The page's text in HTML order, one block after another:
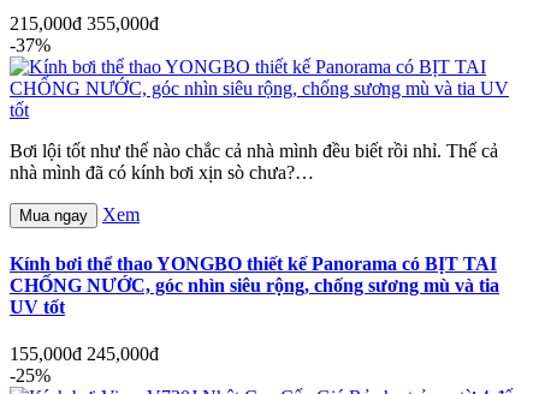
215,000đ 355,000đ
-37%
Bơi lội tốt như thế nào chắc cả nhà mình đều biết rồi nhỉ. Thế cả
nhà mình đã có kính bơi xịn sò chưa?…
Mua ngay Xem
Kính bơi thể thao YONGBO thiết kế Panorama có BỊT TAI
CHỐNG NƯỚC, góc nhìn siêu rộng, chống sương mù và tia
UV tốt
155,000đ 245,000đ
-25%